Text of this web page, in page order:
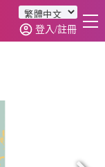
登入/註冊